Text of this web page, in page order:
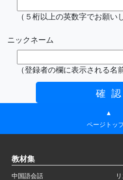
（５桁以上の英数字でお願い
ニックネーム
（登録者の欄に表示される名
▲
ページトッ
教材集
中国語会話